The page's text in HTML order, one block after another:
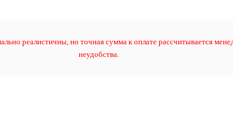
реалистичны, но точная сумма к оплате рассчитывается
неудобства.